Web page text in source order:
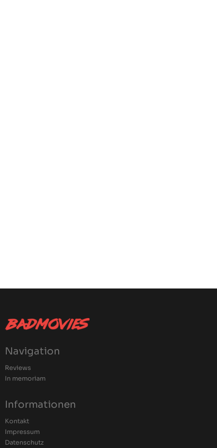
Navigation
Reviews
In memoriam
Informationen
Kontakt
Impressum
Datenschutz